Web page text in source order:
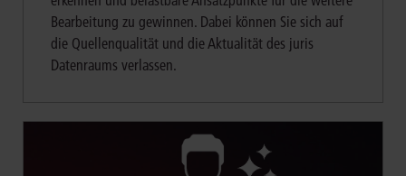
Bearbeitung zu gewinnen. Dabei können Sie sich auf
die Quellenqualität und die Aktualität des juris
Datenraums verlassen.